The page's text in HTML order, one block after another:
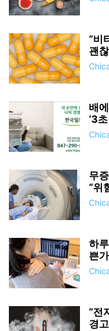
“비
괜
배
‘3
무
“위
하
쁜
“전
경